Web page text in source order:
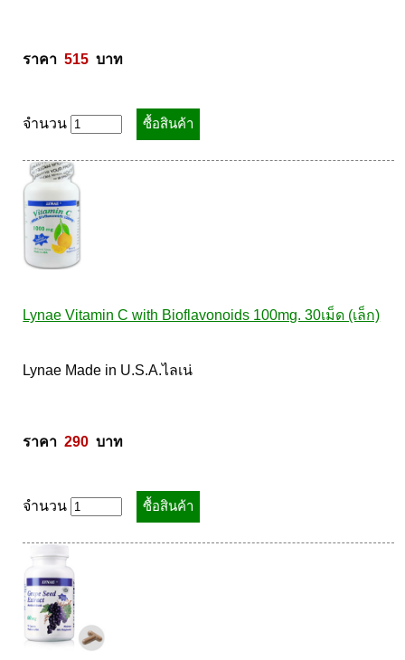
ราคา 515
  บาท
จำนวน
Lynae Vitamin C with Bioflavonoids 100mg. 30เม็ด (เล็ก)
Lynae Made in U.S.A.ไลเน่
ราคา 290
  บาท
จำนวน